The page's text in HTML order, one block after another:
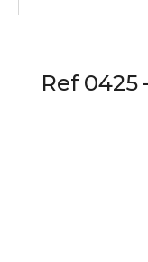
Ref 0425